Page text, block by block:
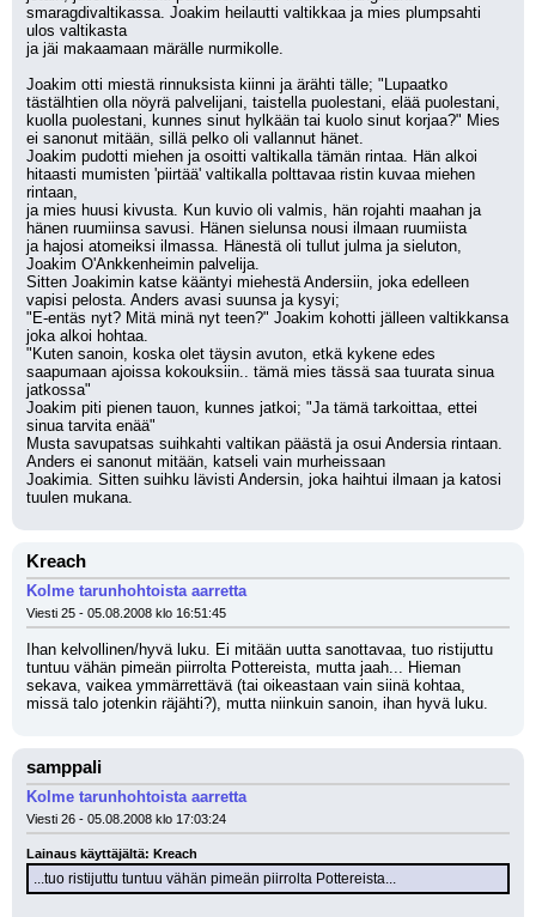
smaragdivaltikassa. Joakim heilautti valtikkaa ja mies plumpsahti
ulos valtikasta
ja jäi makaamaan märälle nurmikolle.
Joakim otti miestä rinnuksista kiinni ja ärähti tälle; "Lupaatko
tästälhtien olla nöyrä palvelijani, taistella puolestani, elää puolestani,
kuolla puolestani, kunnes sinut hylkään tai kuolo sinut korjaa?" Mies
ei sanonut mitään, sillä pelko oli vallannut hänet.
Joakim pudotti miehen ja osoitti valtikalla tämän rintaa. Hän alkoi
hitaasti mumisten 'piirtää' valtikalla polttavaa ristin kuvaa miehen
rintaan,
ja mies huusi kivusta. Kun kuvio oli valmis, hän rojahti maahan ja
hänen ruumiinsa savusi. Hänen sielunsa nousi ilmaan ruumiista
ja hajosi atomeiksi ilmassa. Hänestä oli tullut julma ja sieluton,
Joakim O'Ankkenheimin palvelija.
Sitten Joakimin katse kääntyi miehestä Andersiin, joka edelleen
vapisi pelosta. Anders avasi suunsa ja kysyi;
"E-entäs nyt? Mitä minä nyt teen?" Joakim kohotti jälleen valtikkansa
joka alkoi hohtaa.
"Kuten sanoin, koska olet täysin avuton, etkä kykene edes
saapumaan ajoissa kokouksiin.. tämä mies tässä saa tuurata sinua
jatkossa"
Joakim piti pienen tauon, kunnes jatkoi; "Ja tämä tarkoittaa, ettei
sinua tarvita enää"
Musta savupatsas suihkahti valtikan päästä ja osui Andersia rintaan.
Anders ei sanonut mitään, katseli vain murheissaan
Joakimia. Sitten suihku lävisti Andersin, joka haihtui ilmaan ja katosi
tuulen mukana.
Kreach
Kolme tarunhohtoista aarretta
Viesti 25 - 05.08.2008 klo 16:51:45
Ihan kelvollinen/hyvä luku. Ei mitään uutta sanottavaa, tuo ristijuttu
tuntuu vähän pimeän piirrolta Pottereista, mutta jaah... Hieman
sekava, vaikea ymmärrettävä (tai oikeastaan vain siinä kohtaa,
missä talo jotenkin räjähti?), mutta niinkuin sanoin, ihan hyvä luku.
samppali
Kolme tarunhohtoista aarretta
Viesti 26 - 05.08.2008 klo 17:03:24
Lainaus käyttäjältä: Kreach
...tuo ristijuttu tuntuu vähän pimeän piirrolta Pottereista...